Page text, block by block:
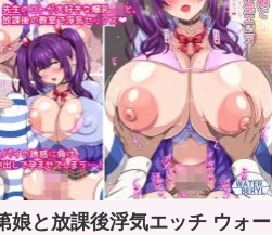
娘と放課後浮気エッチ ウォー